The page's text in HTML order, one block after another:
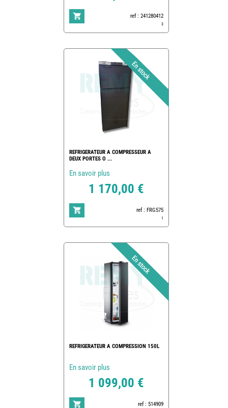
ref : 241280412
3
REFRIGERATEUR A COMPRESSEUR A
DEUX PORTES O ...
En savoir plus
1 170,00 €
ref : FRG575
1
REFRIGERATEUR A COMPRESSION 150L
En savoir plus
1 099,00 €
ref : 514909